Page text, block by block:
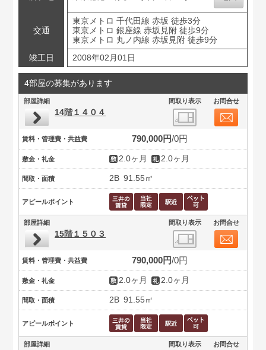
交通
東京メトロ 千代田線 赤坂 徒歩3分
東京メトロ 銀座線 赤坂見附 徒歩9分
東京メトロ 丸ノ内線 赤坂見附 徒歩9分
竣工日
2008年02月01日
4部屋の募集があります
部屋詳細 間取り表示 お問合せ
14階１４０４
賃料・管理費・共益費 790,000円 0円
敷金・礼金 2.0ヶ月 2.0ヶ月
間取・面積 2B 91.55㎡
アピールポイント
部屋詳細 間取り表示 お問合せ
15階１５０３
賃料・管理費・共益費 790,000円 0円
敷金・礼金 2.0ヶ月 2.0ヶ月
間取・面積 2B 91.55㎡
アピールポイント
部屋詳細 間取り表示 お問合せ